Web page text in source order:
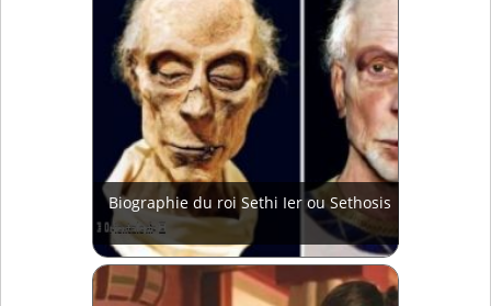
Biographie du roi Sethi Ier ou Sethosis